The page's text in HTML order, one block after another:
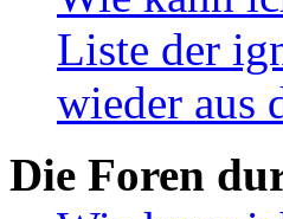
Liste der
wieder aus
Die Foren